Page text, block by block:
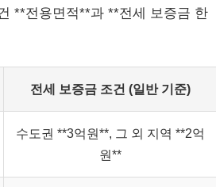
**전용면적**과 **전세 보증금 한
전세 보증금 조건 (일반 기준)
수도권 **3억원**, 그 외 지역 **2억
원**